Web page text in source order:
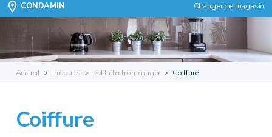
CONDAMIN Changer de magasin
Accueil Produits Petit électroménager Coiffure
Coiffure